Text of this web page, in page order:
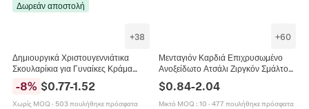
Δωρεάν αποστολή
+38
Δημιουργικά Χριστουγεννιάτικα
Σκουλαρίκια για Γυναίκες Κράμα
Σμάλτο Άγιος Βασίλης
Χιονάνθρωπος Τάρανδος
Εορταστικά Κοσμήματα Δώρο
-8% $0.77-1.52
Χωρίς MOQ · 503 πουλήθηκε πρόσφατα
+60
Μενταγιόν Καρδιά Επιχρυσωμένο
Ανοξείδωτο Ατσάλι Ζιργκόν Σμάλτο
Φίλντισι DIY Κατασκευή
Κοσμημάτων Για Γυναίκες
$0.84-2.04
Μικτό MOQ : 10 · 477 πουλήθηκε πρόσφατα